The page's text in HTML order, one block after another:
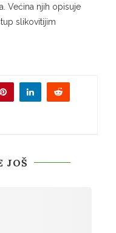
Većina njih opisuje
slikovitijim
JOŠ